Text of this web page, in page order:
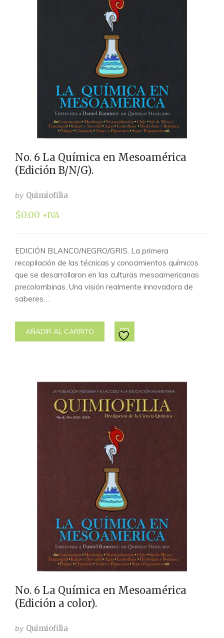
No. 6 La Química en Mesoamérica
(Edición B/N/G).
by Quimiofilia
$0.00 +IVA
EDICIÓN BLANCO/NEGRO/GRIS. La primera
recopilación de las técnicas y conocimientos químicos
que se desarrollaron en las culturas mesoamericanas
precolombinas. Una visión realmente innovadora de
saberes…
AÑADIR AL CARRITO
No. 6 La Química en Mesoamérica
(Edición a color).
by Quimiofilia